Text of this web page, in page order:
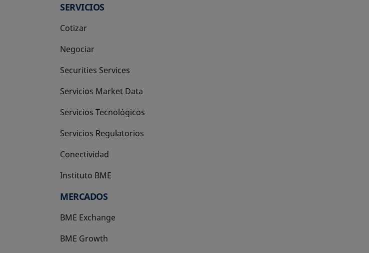
SERVICIOS
Cotizar
Negociar
Securities Services
Servicios Market Data
Servicios Tecnológicos
Servicios Regulatorios
Conectividad
Instituto BME
se abre en una pestaña nueva
MERCADOS
BME Exchange
BME Growth
se abre en una pestaña nueva